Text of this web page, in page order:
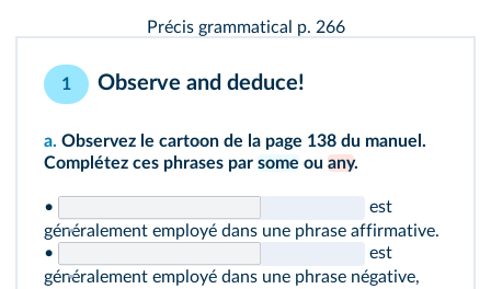
Précis grammatical p. 266
1 Observe and deduce!
a. Observez le cartoon de la page 138 du manuel.
Complétez ces phrases par some ou any.
•
est
généralement employé dans une phrase affirmative.
•
est
généralement employé dans une phrase négative,